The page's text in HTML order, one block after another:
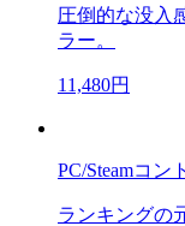
圧倒的な没入
ラー。
11,480円
PC/Steamコン
ランキングの